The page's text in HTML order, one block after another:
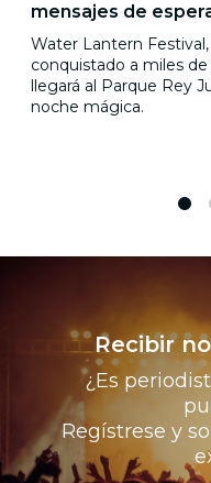
mensajes de
Water Lantern
conquistado a miles
llegará al Parque Rey
noche mágica.
Recibir
¿Es
Regístrese y